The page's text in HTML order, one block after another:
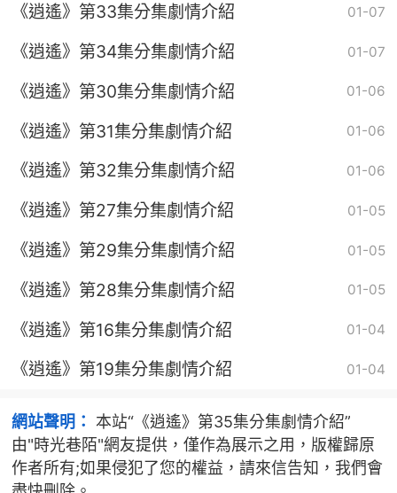
《逍遙》第33集分集劇情介紹 01-07
《逍遙》第34集分集劇情介紹 01-07
《逍遙》第30集分集劇情介紹 01-06
《逍遙》第31集分集劇情介紹 01-06
《逍遙》第32集分集劇情介紹 01-06
《逍遙》第27集分集劇情介紹 01-05
《逍遙》第29集分集劇情介紹 01-05
《逍遙》第28集分集劇情介紹 01-05
《逍遙》第16集分集劇情介紹 01-04
《逍遙》第19集分集劇情介紹 01-04
網站聲明： 本站“《逍遙》第35集分集劇情介紹”
由"時光巷陌"網友提供，僅作為展示之用，版權歸原
作者所有;如果侵犯了您的權益，請來信告知，我們會